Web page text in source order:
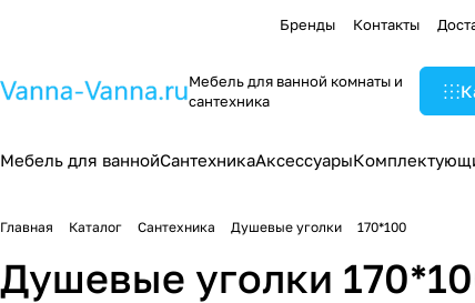
Бренды Контакты
Мебель для ванной комнаты и
сантехника
Мебель для ваннойСантехникаАксессуары
Главная Каталог Сантехника Душевые уголки 170*100
Душевые уголки